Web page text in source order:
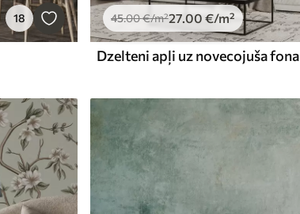
18 45.00€/m²27.00 €/m²
Dzelteni apļi uz novecojuša fona